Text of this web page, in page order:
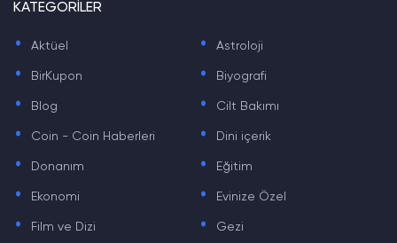
KATEGORİLER
. Aktüel . Astroloji
. BirKupon . Biyografi
. Blog . Cilt Bakımı
. Coin - Coin Haberleri . Dini içerik
. Donanım . Eğitim
. Ekonomi . Evinize Özel
. Film ve Dizi . Gezi